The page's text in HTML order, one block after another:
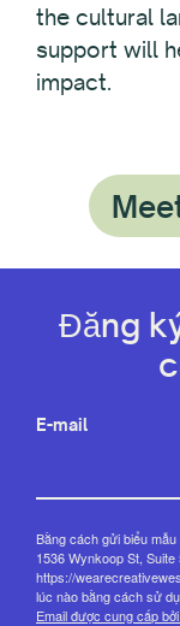
the cultural
support will
impact.
Đăng
E-mail
Bằng cách gửi biểu
1536 Wynkoop St,
https://
lúc nào bằng cách sử
Email được cung cấp